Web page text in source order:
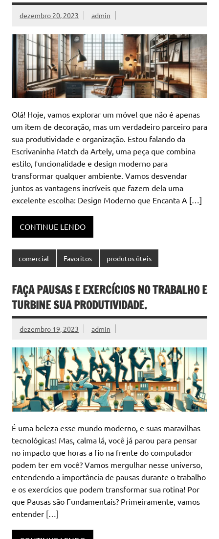
dezembro 20, 2023 admin
Olá! Hoje, vamos explorar um móvel que não é apenas
um item de decoração, mas um verdadeiro parceiro para
sua produtividade e organização. Estou falando da
Escrivaninha Match da Artely, uma peça que combina
estilo, funcionalidade e design moderno para
transformar qualquer ambiente. Vamos desvendar
juntos as vantagens incríveis que fazem dela uma
excelente escolha: Design Moderno que Encanta A […]
CONTINUE LENDO
comercial Favoritos produtos úteis
FAÇA PAUSAS E EXERCÍCIOS NO TRABALHO E
TURBINE SUA PRODUTIVIDADE.
dezembro 19, 2023 admin
É uma beleza esse mundo moderno, e suas maravilhas
tecnológicas! Mas, calma lá, você já parou para pensar
no impacto que horas a fio na frente do computador
podem ter em você? Vamos mergulhar nesse universo,
entendendo a importância de pausas durante o trabalho
e os exercícios que podem transformar sua rotina! Por
que Pausas são Fundamentais? Primeiramente, vamos
entender […]